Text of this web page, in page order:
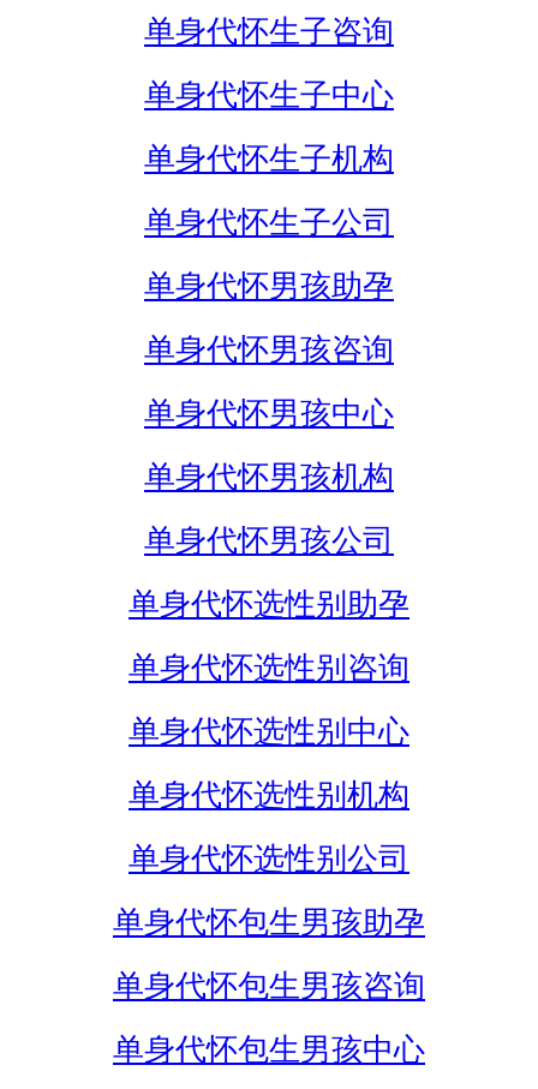
单身代怀生子咨询
单身代怀生子中心
单身代怀生子机构
单身代怀生子公司
单身代怀男孩助孕
单身代怀男孩咨询
单身代怀男孩中心
单身代怀男孩机构
单身代怀男孩公司
单身代怀选性别助孕
单身代怀选性别咨询
单身代怀选性别中心
单身代怀选性别机构
单身代怀选性别公司
单身代怀包生男孩助孕
单身代怀包生男孩咨询
单身代怀包生男孩中心